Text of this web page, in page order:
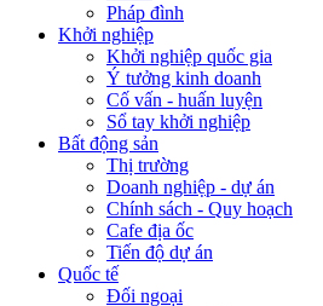
Pháp đình
Khởi nghiệp
Khởi nghiệp quốc gia
Ý tưởng kinh doanh
Cố vấn - huấn luyện
Sổ tay khởi nghiệp
Bất động sản
Thị trường
Doanh nghiệp - dự án
Chính sách - Quy hoạch
Cafe địa ốc
Tiến độ dự án
Quốc tế
Đối ngoại